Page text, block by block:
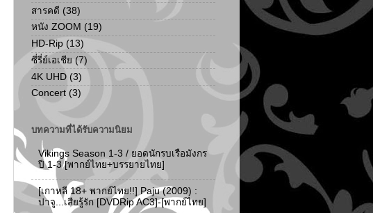
สารคดี (38)
หนัง ZOOM (19)
HD-Rip (13)
ซี่รี่ย์เอเชีย (7)
4K UHD (3)
Concert (3)
บทความที่ได้รับความนิยม
Vikings Season 1-3 / ยอดนักรบเรือมังกร
ปี 1-3 [พากย์ไทย+บรรยายไทย]
[เกาหลี 18+ พากย์ไทย!!] Paju (2009) :
ปาจู...เสียรู้รัก [DVDRip AC3]-[พากย์ไทย]